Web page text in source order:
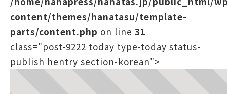
content/themes/hanatasu/template-
parts/content.php on line 31
class="post-9222 today type-today status-
publish hentry section-korean">